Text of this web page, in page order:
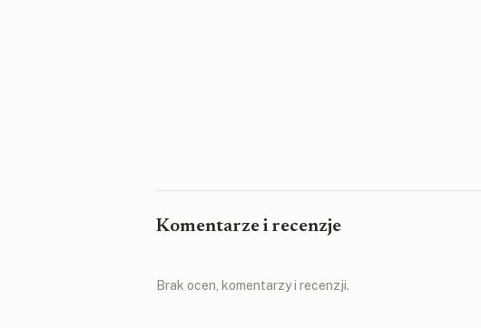
Komentarze i recenzje
Brak ocen, komentarzy i recenzji.